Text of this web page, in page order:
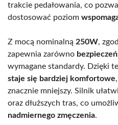
trakcie pedałowania, co
dostosować poziom
Z mocą nominalną 250W,
zapewnia zarówno
wymagane standardy. Dzięki
staje się bardziej komfortowe
znacznie mniejszy. Silnik
oraz dłuższych tras, co
nadmiernego zmęczenia.